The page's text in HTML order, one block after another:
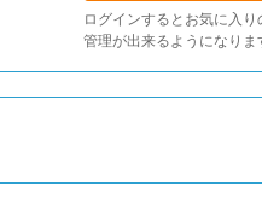
ログインするとお気に入
管理が出来るようになりま